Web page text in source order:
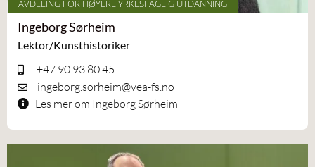
AVDELING FOR HØYERE YRKESFAGLIG UTDANNING
Ingeborg Sørheim
Lektor/Kunsthistoriker
+47 90 93 80 45
ingeborg.sorheim@vea-fs.no
Les mer om Ingeborg Sørheim